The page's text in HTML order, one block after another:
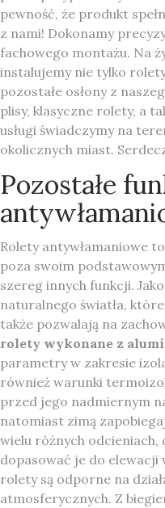
pewność, że produkt
z nami! Dokonamy
fachowego montażu. Na
instalujemy nie tylko
pozostałe osłony z
plisy, klasyczne rolety, a
usługi świadczymy na
okolicznych miast.
Pozostałe
Rolety antywłamaniowe
poza swoim
szereg innych funkcji.
naturalnego światła,
także pozwalają na
rolety wykonane z
parametry w zakresie
również warunki
przed jego nadmiernym
natomiast zimą
wielu różnych
dopasować je do elewacji
rolety są odporne na
atmosferycznych. Z